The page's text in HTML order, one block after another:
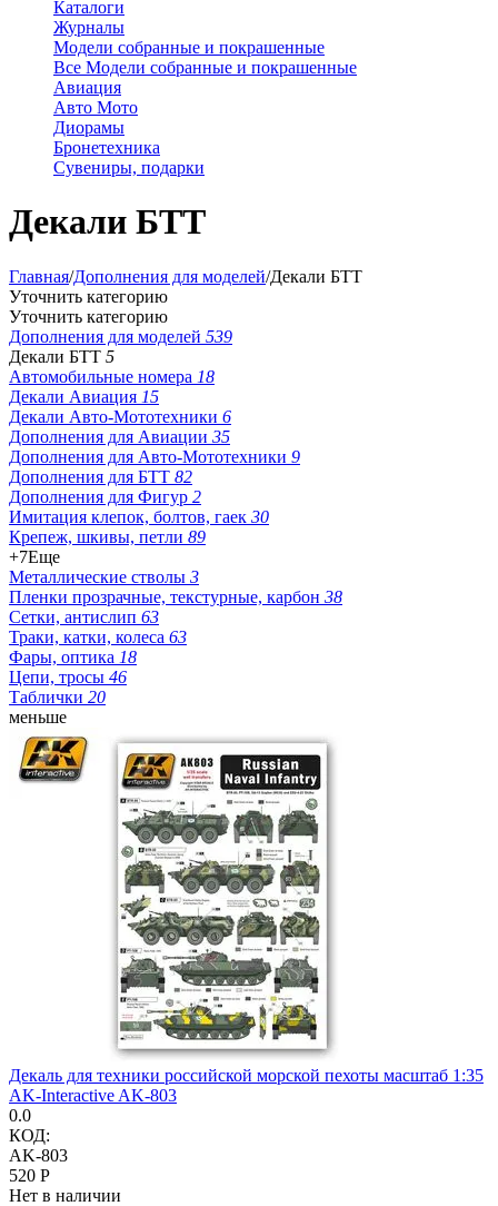
Каталоги
Журналы
Модели собранные и покрашенные
Все Модели собранные и покрашенные
Авиация
Авто Мото
Диорамы
Бронетехника
Сувениры, подарки
Декали БТТ
Главная/Дополнения для моделей/Декали БТТ
Уточнить категорию
Уточнить категорию
Дополнения для моделей 539
Декали БТТ 5
Автомобильные номера 18
Декали Авиация 15
Декали Авто-Мототехники 6
Дополнения для Авиации 35
Дополнения для Авто-Мототехники 9
Дополнения для БТТ 82
Дополнения для Фигур 2
Имитация клепок, болтов, гаек 30
Крепеж, шкивы, петли 89
+7Еще
Металлические стволы 3
Пленки прозрачные, текстурные, карбон 38
Сетки, антислип 63
Траки, катки, колеса 63
Фары, оптика 18
Цепи, тросы 46
Таблички 20
меньше
Декаль для техники российской морской пехоты масштаб 1:35
AK-Interactive AK-803
0.0
КОД:
AK-803
‍520‍ Р
Нет в наличии